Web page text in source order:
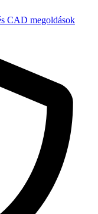
CAD megoldások